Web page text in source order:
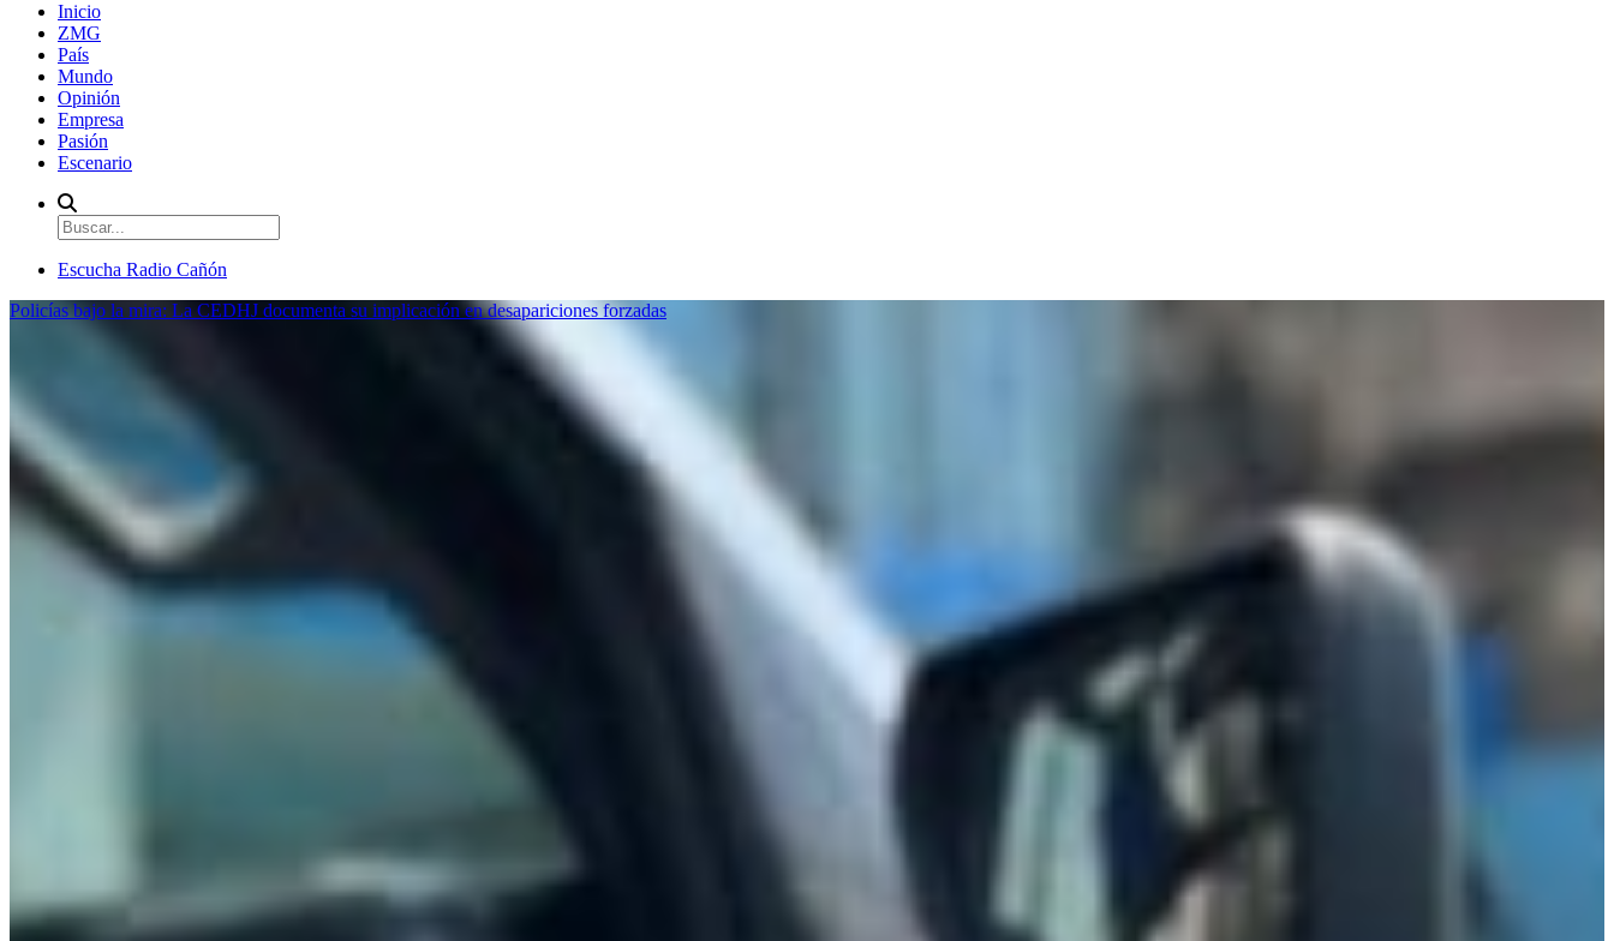
Inicio
ZMG
País
Mundo
Opinión
Empresa
Pasión
Escenario
Escucha Radio Cañón
Policías bajo la mira: La CEDHJ documenta su implicación en desapariciones forzadas